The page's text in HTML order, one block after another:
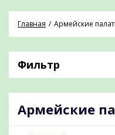
Главная Армейские
Фильтр
Армейские
Отправим